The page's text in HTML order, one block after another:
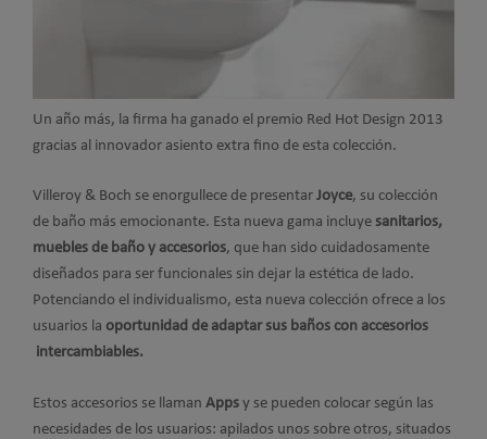
Un año más, la firma ha ganado el premio Red Hot Design 2013
gracias al innovador asiento extra fino de esta colección.
Villeroy & Boch se enorgullece de presentar Joyce, su colección
de baño más emocionante. Esta nueva gama incluye sanitarios,
muebles de baño y accesorios, que han sido cuidadosamente
diseñados para ser funcionales sin dejar la estética de lado.
Potenciando el individualismo, esta nueva colección ofrece a los
usuarios la oportunidad deadaptar sus baños con accesorios
intercambiables.
Estos accesorios se llaman Apps y se pueden colocar según las
necesidades de los usuarios: apilados unos sobre otros, situados